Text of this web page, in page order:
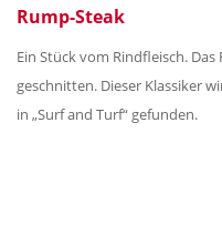
Rump-Steak
Ein Stück vom Rindfleisch.
geschnitten. Dieser Klassiker
in „Surf and Turf“ gefunden.